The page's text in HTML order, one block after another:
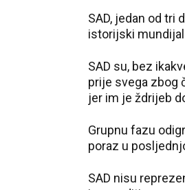
SAD, jedan od tri
istorijski
SAD su, bez
prije svega zbog
jer im je ždrijeb
Grupnu fazu
poraz u
SAD nisu